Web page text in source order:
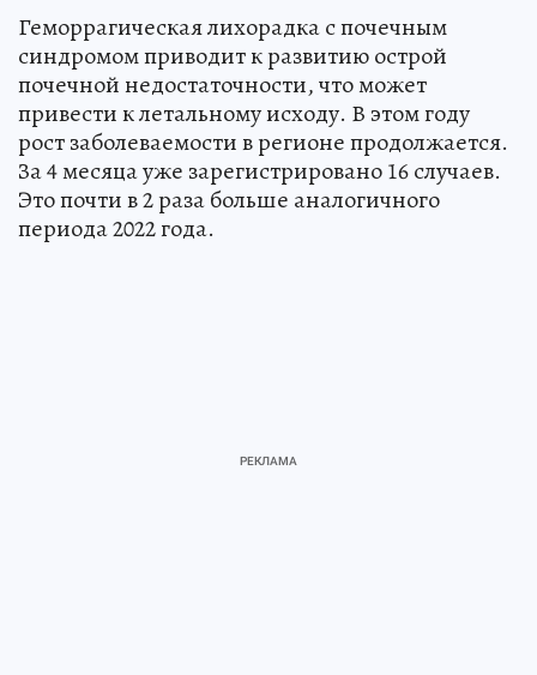
Геморрагическая лихорадка с почечным
синдромом приводит к развитию острой
почечной недостаточности, что может
привести к летальному исходу. В этом году
рост заболеваемости в регионе продолжается.
За 4 месяца уже зарегистрировано 16 случаев.
Это почти в 2 раза больше аналогичного
периода 2022 года.